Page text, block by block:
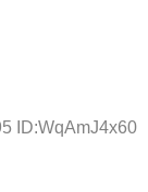
ID:WqAmJ4x60